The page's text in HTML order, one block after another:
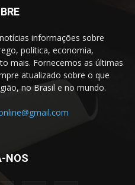
informações sobre
política, economia,
mais. Fornecemos as últimas
atualizado sobre o que
no Brasil e no mundo.
NOS